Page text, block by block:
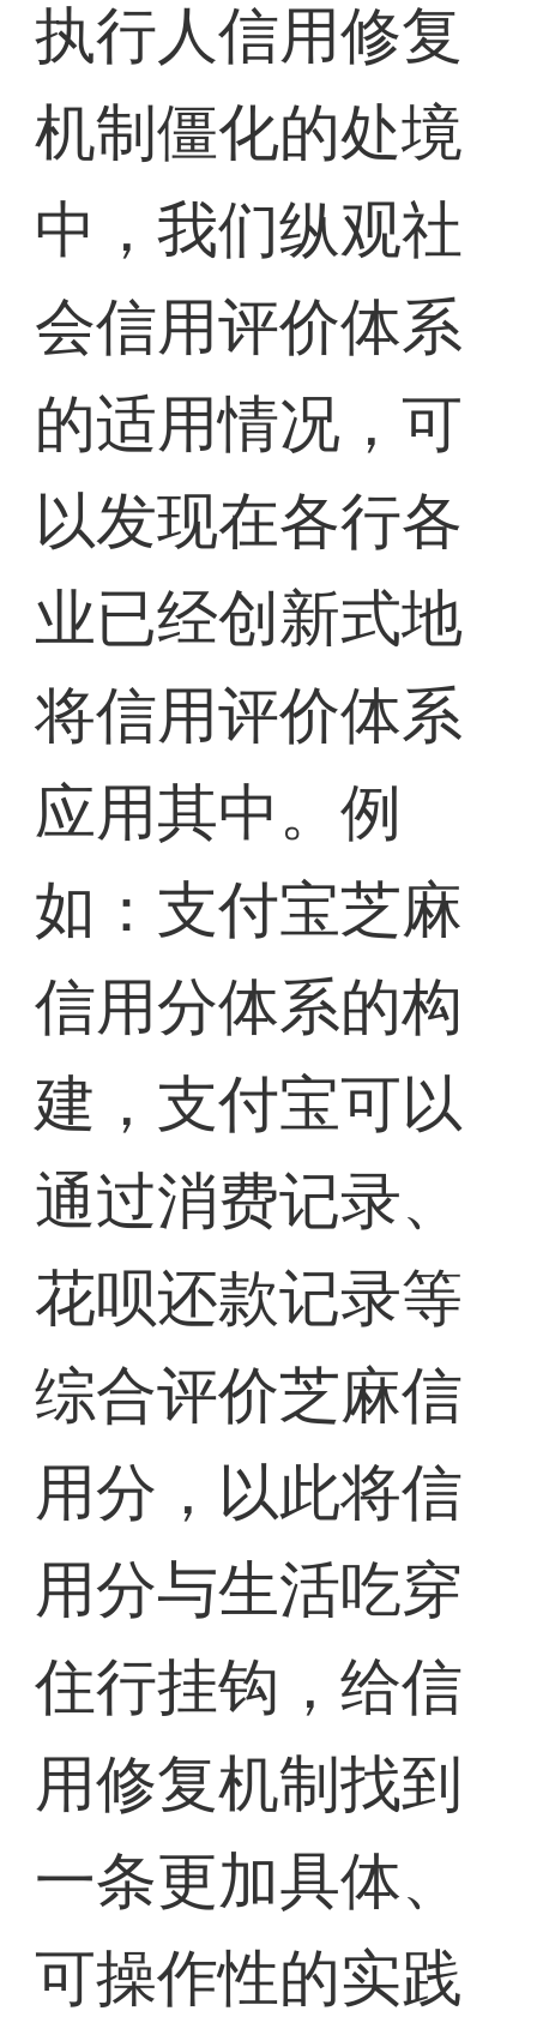
执行人信用修复
机制僵化的处境
中，我们纵观社
会信用评价体系
的适用情况，可
以发现在各行各
业已经创新式地
将信用评价体系
应用其中。例
如：支付宝芝麻
信用分体系的构
建，支付宝可以
通过消费记录、
花呗还款记录等
综合评价芝麻信
用分，以此将信
用分与生活吃穿
住行挂钩，给信
用修复机制找到
一条更加具体、
可操作性的实践